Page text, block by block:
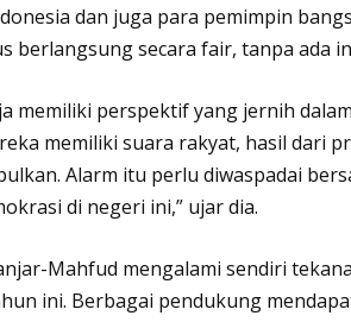
dan juga para pemimpin
berlangsung secara fair, tanpa ada
memiliki perspektif yang jernih
memiliki suara rakyat, hasil dari
Alarm itu perlu diwaspadai
di negeri ini,” ujar dia.
Mahfud mengalami sendiri
ini. Berbagai pendukung